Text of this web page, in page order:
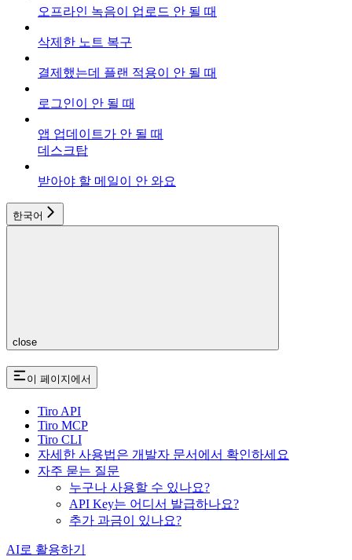
오프라인 녹음이 업로드 안 될 때
삭제한 노트 복구
결제했는데 플랜 적용이 안 될 때
로그인이 안 될 때
앱 업데이트가 안 될 때
데스크탑
받아야 할 메일이 안 와요
한국어
close
이 페이지에서
Tiro API
Tiro MCP
Tiro CLI
자세한 사용법은 개발자 문서에서 확인하세요
자주 묻는 질문
누구나 사용할 수 있나요?
API Key는 어디서 발급하나요?
추가 과금이 있나요?
AI로 활용하기